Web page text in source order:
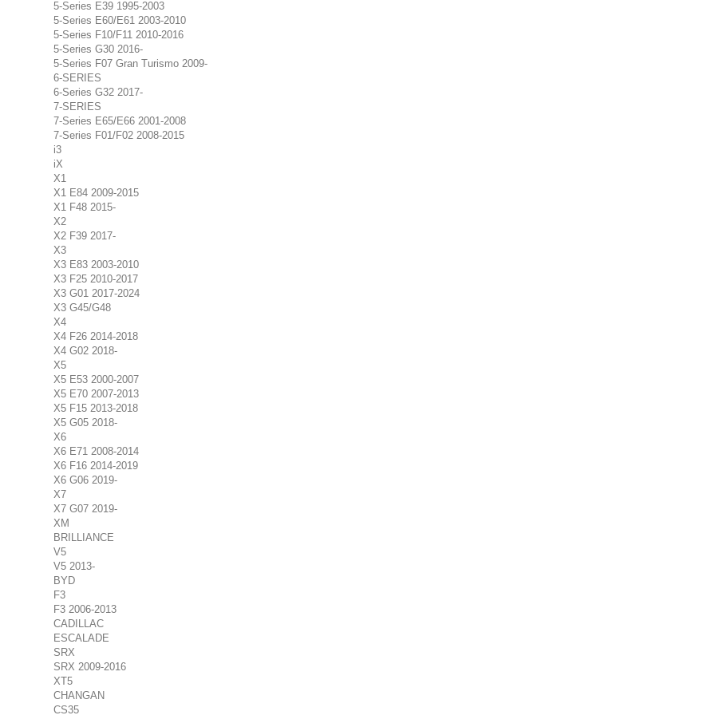
5-Series E39 1995-2003
5-Series E60/E61 2003-2010
5-Series F10/F11 2010-2016
5-Series G30 2016-
5-Series F07 Gran Turismo 2009-
6-SERIES
6-Series G32 2017-
7-SERIES
7-Series E65/E66 2001-2008
7-Series F01/F02 2008-2015
i3
iX
X1
X1 E84 2009-2015
X1 F48 2015-
X2
X2 F39 2017-
X3
X3 E83 2003-2010
X3 F25 2010-2017
X3 G01 2017-2024
X3 G45/G48
X4
X4 F26 2014-2018
X4 G02 2018-
X5
X5 E53 2000-2007
X5 E70 2007-2013
X5 F15 2013-2018
X5 G05 2018-
X6
X6 E71 2008-2014
X6 F16 2014-2019
X6 G06 2019-
X7
X7 G07 2019-
XM
BRILLIANCE
V5
V5 2013-
BYD
F3
F3 2006-2013
CADILLAC
ESCALADE
SRX
SRX 2009-2016
XT5
CHANGAN
CS35